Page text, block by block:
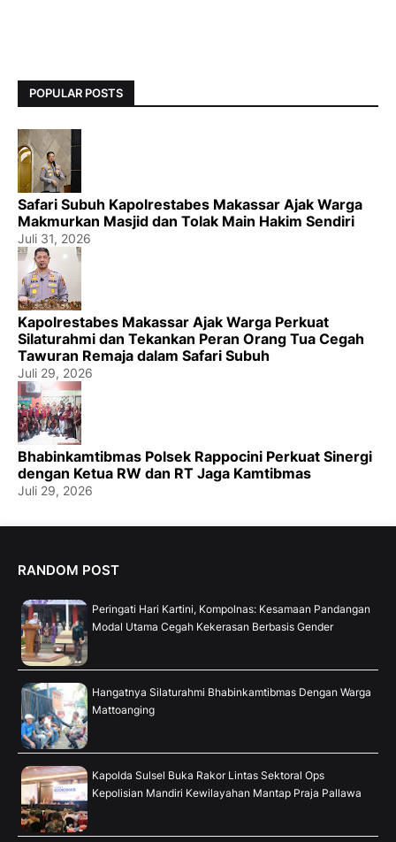
POPULAR POSTS
Safari Subuh Kapolrestabes Makassar Ajak Warga
Makmurkan Masjid dan Tolak Main Hakim Sendiri
Juli 31, 2026
Kapolrestabes Makassar Ajak Warga Perkuat
Silaturahmi dan Tekankan Peran Orang Tua Cegah
Tawuran Remaja dalam Safari Subuh
Juli 29, 2026
Bhabinkamtibmas Polsek Rappocini Perkuat Sinergi
dengan Ketua RW dan RT Jaga Kamtibmas
Juli 29, 2026
RANDOM POST
Peringati Hari Kartini, Kompolnas: Kesamaan Pandangan
Modal Utama Cegah Kekerasan Berbasis Gender
Hangatnya Silaturahmi Bhabinkamtibmas Dengan Warga
Mattoanging
Kapolda Sulsel Buka Rakor Lintas Sektoral Ops
Kepolisian Mandiri Kewilayahan Mantap Praja Pallawa